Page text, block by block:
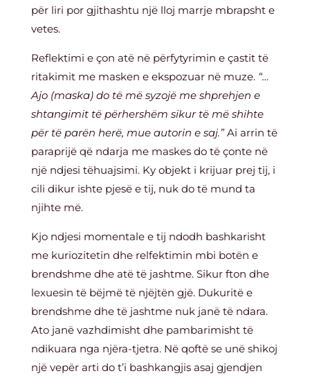
për liri por gjithashtu një lloj marrje mbrapsht e
vetes.
Reflektimi e çon atë në përfytyrimin e çastit të
ritakimit me masken e ekspozuar në muze. “…
Ajo (maska) do të më syzojë me shprehjen e
shtangimit të përhershëm sikur të më shihte
për të parën herë, mue autorin e saj.”Ai arrin të
paraprijë që ndarja me maskes do të çonte në
një ndjesi tëhuajsimi. Ky objekt i krijuar prej tij, i
cili dikur ishte pjesë e tij, nuk do të mund ta
njihte më.
Kjo ndjesi momentale e tij ndodh bashkarisht
me kuriozitetin dhe relfektimin mbi botën e
brendshme dhe atë të jashtme. Sikur fton dhe
lexuesin të bëjmë të njëjtën gjë. Dukuritë e
brendshme dhe të jashtme nuk janë të ndara.
Ato janë vazhdimisht dhe pambarimisht të
ndikuara nga njëra-tjetra. Në qoftë se unë shikoj
një vepër arti do t’i bashkangjis asaj gjendjen